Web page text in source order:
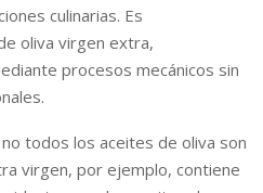
culinarias. Es
oliva virgen extra,
procesos mecánicos sin
todos los aceites de oliva son
virgen, por ejemplo, contiene